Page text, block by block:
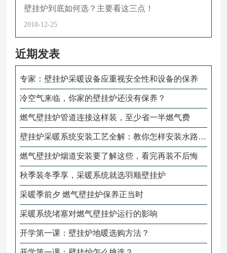
壁挂炉到底如何选？主要看这三点！
2018-12-25
近期发表
专家：壁挂炉采暖设备应重视安全性和设备的保养
冷空气来临，你家的壁挂炉还没有保养？
燃气壁挂炉管道连接这样装，至少省一半燃气费
壁挂炉采暖系统安装工艺全解：教你怎样安装水路管
道
燃气壁挂炉烟道安装要了解这些，看完再装不后悔
秋季装冬季享，采暖系统就选羽顺壁挂炉
采暖季前夕 燃气壁挂炉保养正当时
采暖系统堵塞对燃气壁挂炉运行的影响
开学第一课：壁挂炉地暖选购方法？